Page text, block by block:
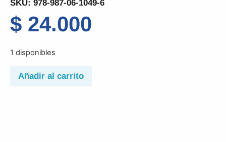
SKU: 978-987-06-1049-6
$ 24.000
1 disponibles
Añadir al carrito